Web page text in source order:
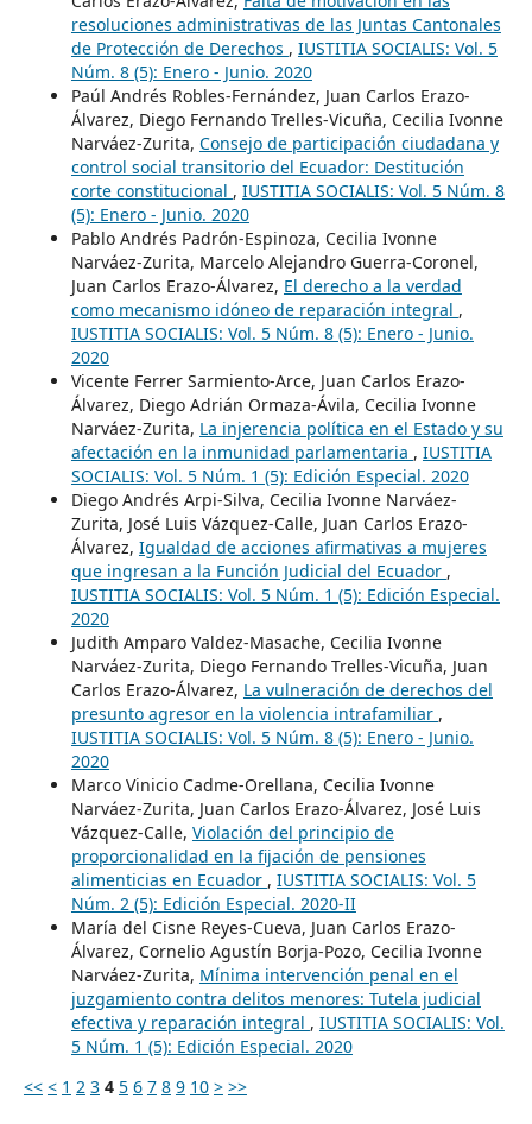
resoluciones administrativas de las Juntas Cantonales
de Protección de Derechos , IUSTITIA SOCIALIS: Vol. 5
Núm. 8 (5): Enero - Junio. 2020
Paúl Andrés Robles-Fernández, Juan Carlos Erazo-
Álvarez, Diego Fernando Trelles-Vicuña, Cecilia Ivonne
Narváez-Zurita, Consejo de participación ciudadana y
control social transitorio del Ecuador: Destitución
corte constitucional , IUSTITIA SOCIALIS: Vol. 5 Núm. 8
(5): Enero - Junio. 2020
Pablo Andrés Padrón-Espinoza, Cecilia Ivonne
Narváez-Zurita, Marcelo Alejandro Guerra-Coronel,
Juan Carlos Erazo-Álvarez, El derecho a la verdad
como mecanismo idóneo de reparación integral ,
IUSTITIA SOCIALIS: Vol. 5 Núm. 8 (5): Enero - Junio.
2020
Vicente Ferrer Sarmiento-Arce, Juan Carlos Erazo-
Álvarez, Diego Adrián Ormaza-Ávila, Cecilia Ivonne
Narváez-Zurita, La injerencia política en el Estado y su
afectación en la inmunidad parlamentaria , IUSTITIA
SOCIALIS: Vol. 5 Núm. 1 (5): Edición Especial. 2020
Diego Andrés Arpi-Silva, Cecilia Ivonne Narváez-
Zurita, José Luis Vázquez-Calle, Juan Carlos Erazo-
Álvarez, Igualdad de acciones afirmativas a mujeres
que ingresan a la Función Judicial del Ecuador ,
IUSTITIA SOCIALIS: Vol. 5 Núm. 1 (5): Edición Especial.
2020
Judith Amparo Valdez-Masache, Cecilia Ivonne
Narváez-Zurita, Diego Fernando Trelles-Vicuña, Juan
Carlos Erazo-Álvarez, La vulneración de derechos del
presunto agresor en la violencia intrafamiliar ,
IUSTITIA SOCIALIS: Vol. 5 Núm. 8 (5): Enero - Junio.
2020
Marco Vinicio Cadme-Orellana, Cecilia Ivonne
Narváez-Zurita, Juan Carlos Erazo-Álvarez, José Luis
Vázquez-Calle, Violación del principio de
proporcionalidad en la fijación de pensiones
alimenticias en Ecuador , IUSTITIA SOCIALIS: Vol. 5
Núm. 2 (5): Edición Especial. 2020-II
María del Cisne Reyes-Cueva, Juan Carlos Erazo-
Álvarez, Cornelio Agustín Borja-Pozo, Cecilia Ivonne
Narváez-Zurita, Mínima intervención penal en el
juzgamiento contra delitos menores: Tutela judicial
efectiva y reparación integral , IUSTITIA SOCIALIS: Vol.
5 Núm. 1 (5): Edición Especial. 2020
<< < 1 2 3 4 5 6 7 8 9 10 > >>